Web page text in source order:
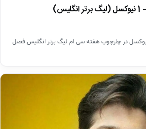
در چارچوب هفته سی ام لیگ برتر انگلیس فصل